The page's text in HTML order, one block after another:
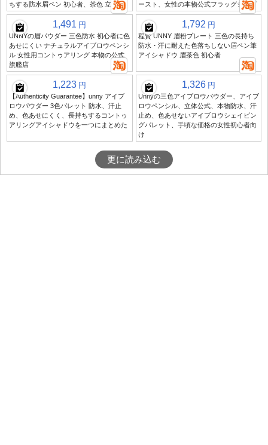
ちする防水眉ペン 初心者、茶色 立体
ースト、女性の本物公式フラッグシップ
1,491 円
UNNYの眉パウダー 三色防水 初心者に色
あせにくい ナチュラルアイブロウペンシ
ル 女性用コントゥアリング 本物の公式
旗艦店
1,792 円
程賢 UNNY 眉粉プレート 三色の長持ち
防水・汗に耐えた色落ちしない眉ペン筆
アイシャドウ 眉茶色 初心者
1,223 円
【Authenticity Guarantee】unny アイブ
ロウパウダー 3色パレット 防水、汗止
め、色あせにくく、長持ちするコントゥ
アリングアイシャドウを一つにまとめた
1,326 円
Unnyの三色アイブロウパウダー、アイブ
ロウペンシル、立体公式、本物防水、汗
止め、色あせないアイブロウシェイピン
グパレット、手頃な価格の女性初心者向
け
更に読み込む